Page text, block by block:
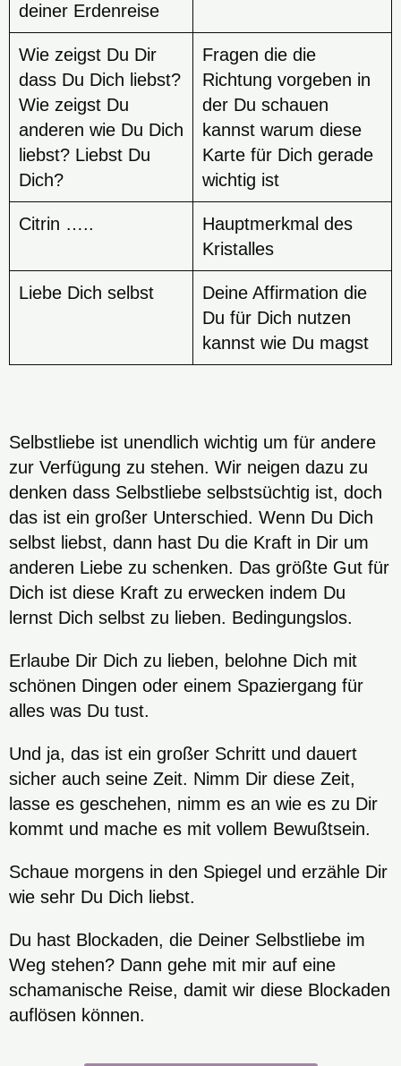
deiner Erdenreise
Wie zeigst Du Dir
dass Du Dich liebst?
Wie zeigst Du
anderen wie Du Dich
liebst? Liebst Du
Dich?
Fragen die die
Richtung vorgeben in
der Du schauen
kannst warum diese
Karte für Dich gerade
wichtig ist
Citrin …..
Hauptmerkmal des
Kristalles
Liebe Dich selbst
Deine Affirmation die
Du für Dich nutzen
kannst wie Du magst
Selbstliebe ist unendlich wichtig um für andere
zur Verfügung zu stehen. Wir neigen dazu zu
denken dass Selbstliebe selbstsüchtig ist, doch
das ist ein großer Unterschied. Wenn Du Dich
selbst liebst, dann hast Du die Kraft in Dir um
anderen Liebe zu schenken. Das größte Gut für
Dich ist diese Kraft zu erwecken indem Du
lernst Dich selbst zu lieben. Bedingungslos.
Erlaube Dir Dich zu lieben, belohne Dich mit
schönen Dingen oder einem Spaziergang für
alles was Du tust.
Und ja, das ist ein großer Schritt und dauert
sicher auch seine Zeit. Nimm Dir diese Zeit,
lasse es geschehen, nimm es an wie es zu Dir
kommt und mache es mit vollem Bewußtsein.
Schaue morgens in den Spiegel und erzähle Dir
wie sehr Du Dich liebst.
Du hast Blockaden, die Deiner Selbstliebe im
Weg stehen? Dann gehe mit mir auf eine
schamanische Reise, damit wir diese Blockaden
auflösen können.